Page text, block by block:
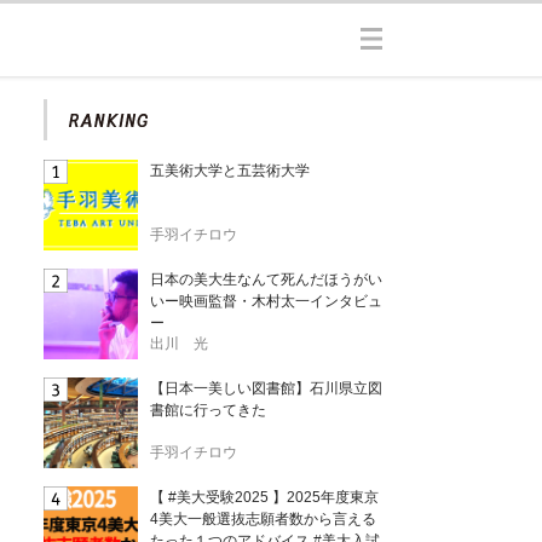
五美術大学と五芸術大学
手羽イチロウ
日本の美大生なんて死んだほうがい
いー映画監督・木村太一インタビュ
ー
出川 光
【日本一美しい図書館】石川県立図
書館に行ってきた
手羽イチロウ
【 #美大受験2025 】2025年度東京
4美大一般選抜志願者数から言える